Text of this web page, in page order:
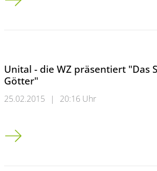
Unital - die WZ präsentiert "Das
Götter"
25.02.2015 | 20:16 Uhr
Unital - die WZ präsentiert "Das Scheitern